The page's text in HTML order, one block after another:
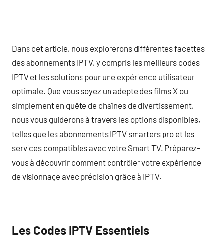
Dans cet article, nous explorerons différentes facettes
des abonnements IPTV, y compris les meilleurs codes
IPTV et les solutions pour une expérience utilisateur
optimale. Que vous soyez un adepte des films X ou
simplement en quête de chaînes de divertissement,
nous vous guiderons à travers les options disponibles,
telles que les abonnements IPTV smarters pro et les
services compatibles avec votre Smart TV. Préparez-
vous à découvrir comment contrôler votre expérience
de visionnage avec précision grâce à IPTV.
Les Codes IPTV Essentiels